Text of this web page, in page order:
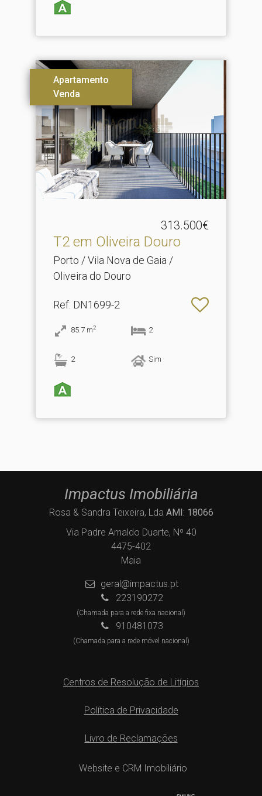
Apartamento
Venda
313.500€
T2 em Oliveira Douro
Porto / Vila Nova de Gaia /
Oliveira do Douro
Ref: DN1699-2
85.7 m2 2
2 Sim
Impactus Imobiliária
Rosa & Sandra Teixeira, Lda AMI: 18066
Via Padre Arnaldo Duarte, Nº 40
4475-402
Maia
geral@impactus.pt
223190272
(Chamada para a rede fixa nacional)
910481073
(Chamada para a rede móvel nacional)
Centros de Resolução de Litígios
Política de Privacidade
Livro de Reclamações
Website e CRM Imobiliário